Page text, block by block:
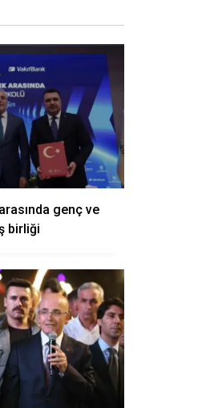
genç ve
birliği